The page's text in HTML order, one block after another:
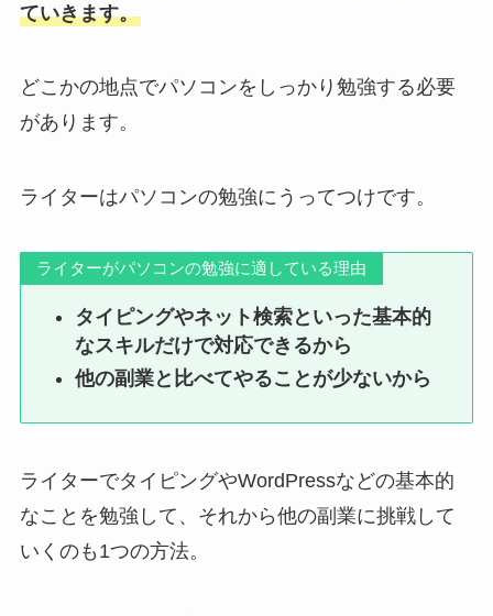
ていきます。
どこかの地点でパソコンをしっかり勉強する必要
があります。
ライターはパソコンの勉強にうってつけです。
ライターがパソコンの勉強に適している理由
タイピングやネット検索といった基本的
なスキルだけで対応できるから
他の副業と比べてやることが少ないから
ライターでタイピングやWordPressなどの基本的
なことを勉強して、それから他の副業に挑戦して
いくのも1つの方法。